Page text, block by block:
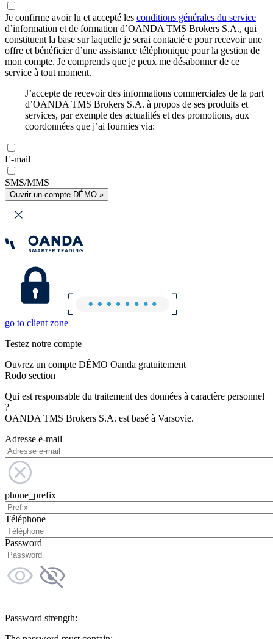
Je confirme avoir lu et accepté les conditions générales du service
d’information et de formation d’OANDA TMS Brokers S.A., qui
constituent la base sur laquelle je serai contacté·e pour recevoir une
offre et bénéficier d’une assistance téléphonique pour la gestion de
mon compte. Je comprends que je peux me désabonner de ce
service à tout moment.
J’accepte de recevoir des informations commerciales de la part
d’OANDA TMS Brokers S.A. à propos de ses produits et
services, par exemple des actualités et des promotions, aux
coordonnées que j’ai fournies via:
E-mail
SMS/MMS
Ouvrir un compte DÉMO »
go to client zone
Testez notre compte
Ouvrez un compte DÉMO Oanda gratuitement
Rodo section
Qui est responsable du traitement des données à caractère personnel
?
OANDA TMS Brokers S.A. est basé à Varsovie.
Adresse e-mail
phone_prefix
Téléphone
Password
Password strength: